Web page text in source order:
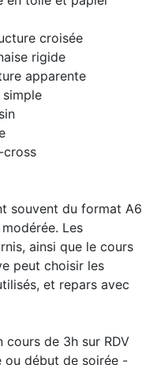
croisée
rigide
apparente
cross
souvent du format A6
Les
ainsi que le cours
peut choisir les
et repars avec
de 3h sur RDV
ou début de soirée -